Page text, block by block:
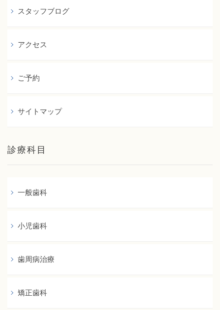
スタッフブログ
アクセス
ご予約
サイトマップ
診療科目
一般歯科
小児歯科
歯周病治療
矯正歯科